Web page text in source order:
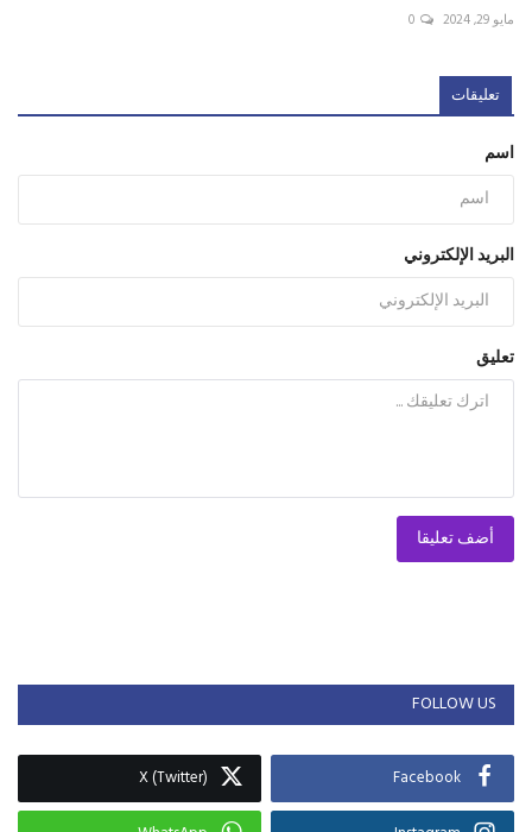
مايو 29, 2024 0
تعليقات
اسم
البريد الإلكتروني
تعليق
أضف تعليقا
FOLLOW US
Facebook
X (Twitter)